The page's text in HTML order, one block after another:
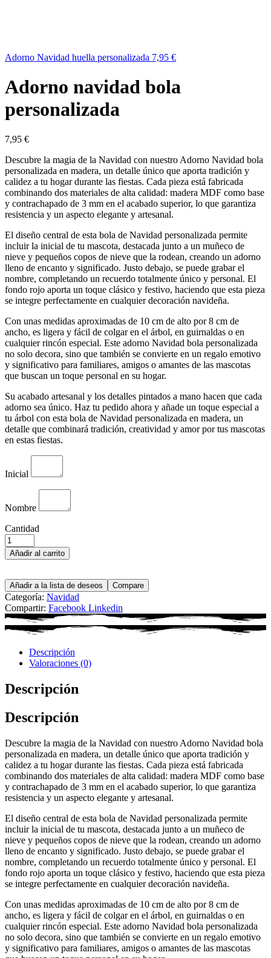
Adorno Navidad huella personalizada 7,95 €
Adorno navidad bola
personalizada
7,95 €
Descubre la magia de la Navidad con nuestro Adorno Navidad bola
personalizada en madera, un detalle único que aporta tradición y
calidez a tu hogar durante las fiestas. Cada pieza está fabricada
combinando dos materiales de alta calidad: madera MDF como base
y contrachapado de 3 mm en el acabado superior, lo que garantiza
resistencia y un aspecto elegante y artesanal.
El diseño central de esta bola de Navidad personalizada permite
incluir la inicial de tu mascota, destacada junto a un muñeco de
nieve y pequeños copos de nieve que la rodean, creando un adorno
lleno de encanto y significado. Justo debajo, se puede grabar el
nombre, completando un recuerdo totalmente único y personal. El
fondo rojo aporta un toque clásico y festivo, haciendo que esta pieza
se integre perfectamente en cualquier decoración navideña.
Con unas medidas aproximadas de 10 cm de alto por 8 cm de
ancho, es ligera y fácil de colgar en el árbol, en guirnaldas o en
cualquier rincón especial. Este adorno Navidad bola personalizada
no solo decora, sino que también se convierte en un regalo emotivo
y significativo para familiares, amigos o amantes de las mascotas
que buscan un toque personal en su hogar.
Su acabado artesanal y los detalles pintados a mano hacen que cada
adorno sea único. Haz tu pedido ahora y añade un toque especial a
tu árbol con esta bola de Navidad personalizada en madera, un
detalle que combinará tradición, creatividad y amor por tus mascotas
en estas fiestas.
Inicial
Nombre
Cantidad
Añadir al carrito
Añadir a la lista de deseos Compare
Categoría: Navidad
Compartir: Facebook Linkedin
Descripción
Valoraciones (0)
Descripción
Descripción
Descubre la magia de la Navidad con nuestro Adorno Navidad bola
personalizada en madera, un detalle único que aporta tradición y
calidez a tu hogar durante las fiestas. Cada pieza está fabricada
combinando dos materiales de alta calidad: madera MDF como base
y contrachapado de 3 mm en el acabado superior, lo que garantiza
resistencia y un aspecto elegante y artesanal.
El diseño central de esta bola de Navidad personalizada permite
incluir la inicial de tu mascota, destacada junto a un muñeco de
nieve y pequeños copos de nieve que la rodean, creando un adorno
lleno de encanto y significado. Justo debajo, se puede grabar el
nombre, completando un recuerdo totalmente único y personal. El
fondo rojo aporta un toque clásico y festivo, haciendo que esta pieza
se integre perfectamente en cualquier decoración navideña.
Con unas medidas aproximadas de 10 cm de alto por 8 cm de
ancho, es ligera y fácil de colgar en el árbol, en guirnaldas o en
cualquier rincón especial. Este adorno Navidad bola personalizada
no solo decora, sino que también se convierte en un regalo emotivo
y significativo para familiares, amigos o amantes de las mascotas